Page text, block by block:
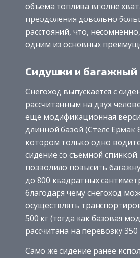
объема топлива вполне
преодоления довольно
расстояний, что,
одним из основных
Сидушки и багажный
Снегоход выпускается с
рассчитанным на двух
еще модификационная
длинной базой (Стелс Ермак
котором только одно
сидение со съемной
позволило повысить
до 800 квадратных
благодаря чему снегоход
осуществлять
500 кг (тогда как базовая
рассчитана на перевозку 350
Само же сидение ранее